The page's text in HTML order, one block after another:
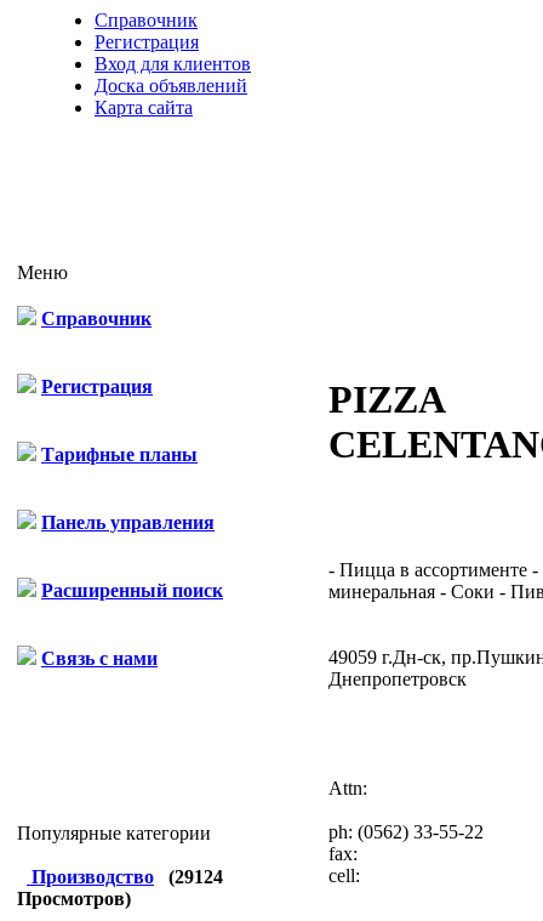
Справочник
Регистрация
Вход для клиентов
Доска объявлений
Карта сайта
Меню
Справочник
Регистрация
Тарифные планы
Панель управления
Расширенный поиск
Связь с нами
Популярные категории
Производство (29124
Просмотров)
PIZZA
- Пицца в ассортименте -
минеральная - Соки -
49059 г.Дн-ск,
Днепропетровск
Attn:
ph: (0562) 33-55-22
fax:
cell: